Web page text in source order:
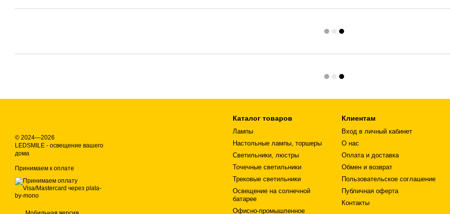
© 2024—2026
LEDSMILE - освещение вашего
дома
Принимаем к оплате
Каталог товаров
Лампы
Настольные лампы, торшеры
Светильники, люстры
Точечные светильники
Трековые светильники
Освещение на солнечной
батарее
Офисно-промышленное
Клиентам
Вход в личный кабинет
О нас
Оплата и доставка
Обмен и возврат
Пользовательское соглашение
Публичная оферта
Контакты